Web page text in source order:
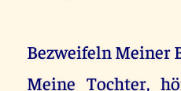
Bezweifeln Meiner
Meine Tochter,